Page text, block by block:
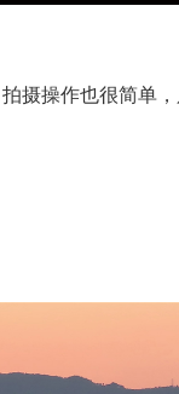
摄操作也很简单